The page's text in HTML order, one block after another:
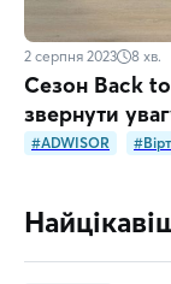
2 серпня 2023 8 хв.
Сезон Back
звернути
#ADWISOR